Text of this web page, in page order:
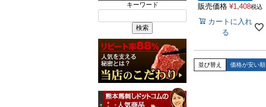
キーワード
検索
販売価格 ¥1,408税込
カートに入れ
る
並び替え 価格が安い順